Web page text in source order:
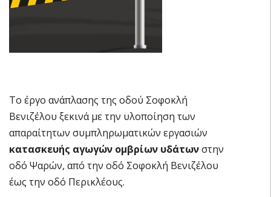
Το έργο ανάπλασης της οδού Σοφοκλή
Βενιζέλου ξεκινά με την υλοποίηση των
απαραίτητων συμπληρωματικών εργασιών
κατασκευής αγωγών ομβρίων υδάτωνστην
οδό Ψαρών, από την οδό Σοφοκλή Βενιζέλου
έως την οδό Περικλέους.